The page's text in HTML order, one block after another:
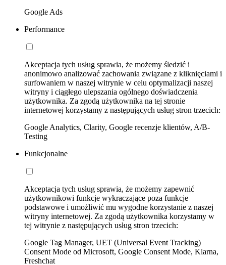
Google Ads
Performance
Akceptacja tych usług sprawia, że możemy śledzić i
anonimowo analizować zachowania związane z kliknięciami i
surfowaniem w naszej witrynie w celu optymalizacji naszej
witryny i ciągłego ulepszania ogólnego doświadczenia
użytkownika. Za zgodą użytkownika na tej stronie
internetowej korzystamy z następujących usług stron trzecich:
Google Analytics, Clarity, Google recenzje klientów, A/B-
Testing
Funkcjonalne
Akceptacja tych usług sprawia, że możemy zapewnić
użytkownikowi funkcje wykraczające poza funkcje
podstawowe i umożliwić mu wygodne korzystanie z naszej
witryny internetowej. Za zgodą użytkownika korzystamy w
tej witrynie z następujących usług stron trzecich:
Google Tag Manager, UET (Universal Event Tracking)
Consent Mode od Microsoft, Google Consent Mode, Klarna,
Freshchat